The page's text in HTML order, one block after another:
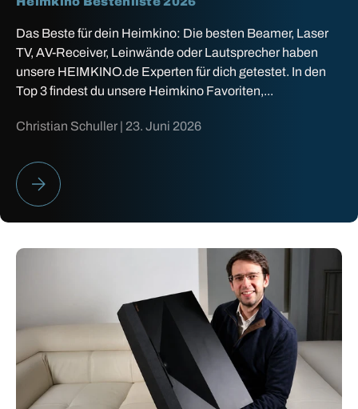
Das Beste für dein Heimkino: Die besten Beamer, Laser
TV, AV-Receiver, Leinwände oder Lautsprecher haben
unsere HEIMKINO.de Experten für dich getestet. In den
Top 3 findest du unsere Heimkino Favoriten,...
Christian Schuller | 23. Juni 2026
HEIMKINO BESTENLISTE 2026